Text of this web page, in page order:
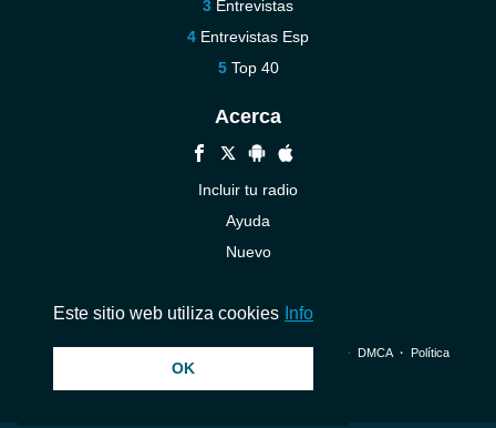
Entrevistas
Entrevistas Esp
Top 40
Acerca
Incluir tu radio
Ayuda
Nuevo
© 2026 InstantAudio. Reservados todos los derechos. ・ DMCA・ Política
Este sitio web utiliza cookies Info
OK